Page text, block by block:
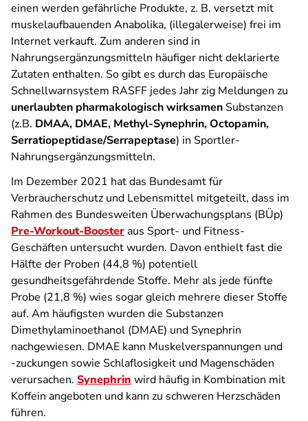
einen werden gefährliche Produkte, z. B. versetzt mit
muskelaufbauenden Anabolika, (illegalerweise) frei im
Internet verkauft. Zum anderen sind in
Nahrungsergänzungsmitteln häufiger nicht deklarierte
Zutaten enthalten. So gibt es durch das Europäische
Schnellwarnsystem RASFF jedes Jahr zig Meldungen zu
unerlaubten pharmakologisch wirksamen Substanzen
(z.B. DMAA, DMAE, Methyl-Synephrin, Octopamin,
Serratiopeptidase/Serrapeptase) in Sportler-
Nahrungsergänzungsmitteln.
Im Dezember 2021 hat das Bundesamt für
Verbraucherschutz und Lebensmittel mitgeteilt, dass im
Rahmen des Bundesweiten Überwachungsplans (BÜp)
Pre-Workout-Boosteraus Sport- und Fitness-
Geschäften untersucht wurden. Davon enthielt fast die
Hälfte der Proben (44,8 %) potentiell
gesundheitsgefährdende Stoffe. Mehr als jede fünfte
Probe (21,8 %) wies sogar gleich mehrere dieser Stoffe
auf. Am häufigsten wurden die Substanzen
Dimethylaminoethanol (DMAE) und Synephrin
nachgewiesen. DMAE kann Muskelverspannungen und
‑zuckungen sowie Schlaflosigkeit und Magenschäden
verursachen. Synephrin wird häufig in Kombination mit
Koffein angeboten und kann zu schweren Herzschäden
führen.